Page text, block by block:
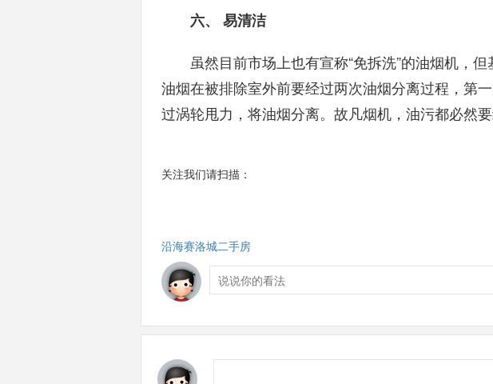
六、 易清洁
虽然目前市场上也有宣称“免拆洗”的油烟机，但
油烟在被排除室外前要经过两次油烟分离过程，第
过涡轮甩力，将油烟分离。故凡烟机，油污都必然
关注我们请扫描：
沿海赛洛城二手房